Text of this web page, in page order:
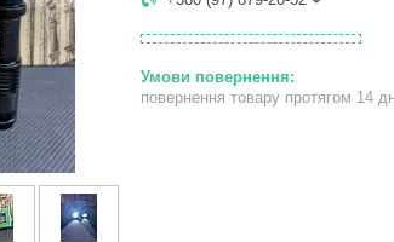
повернення товару протягом 14